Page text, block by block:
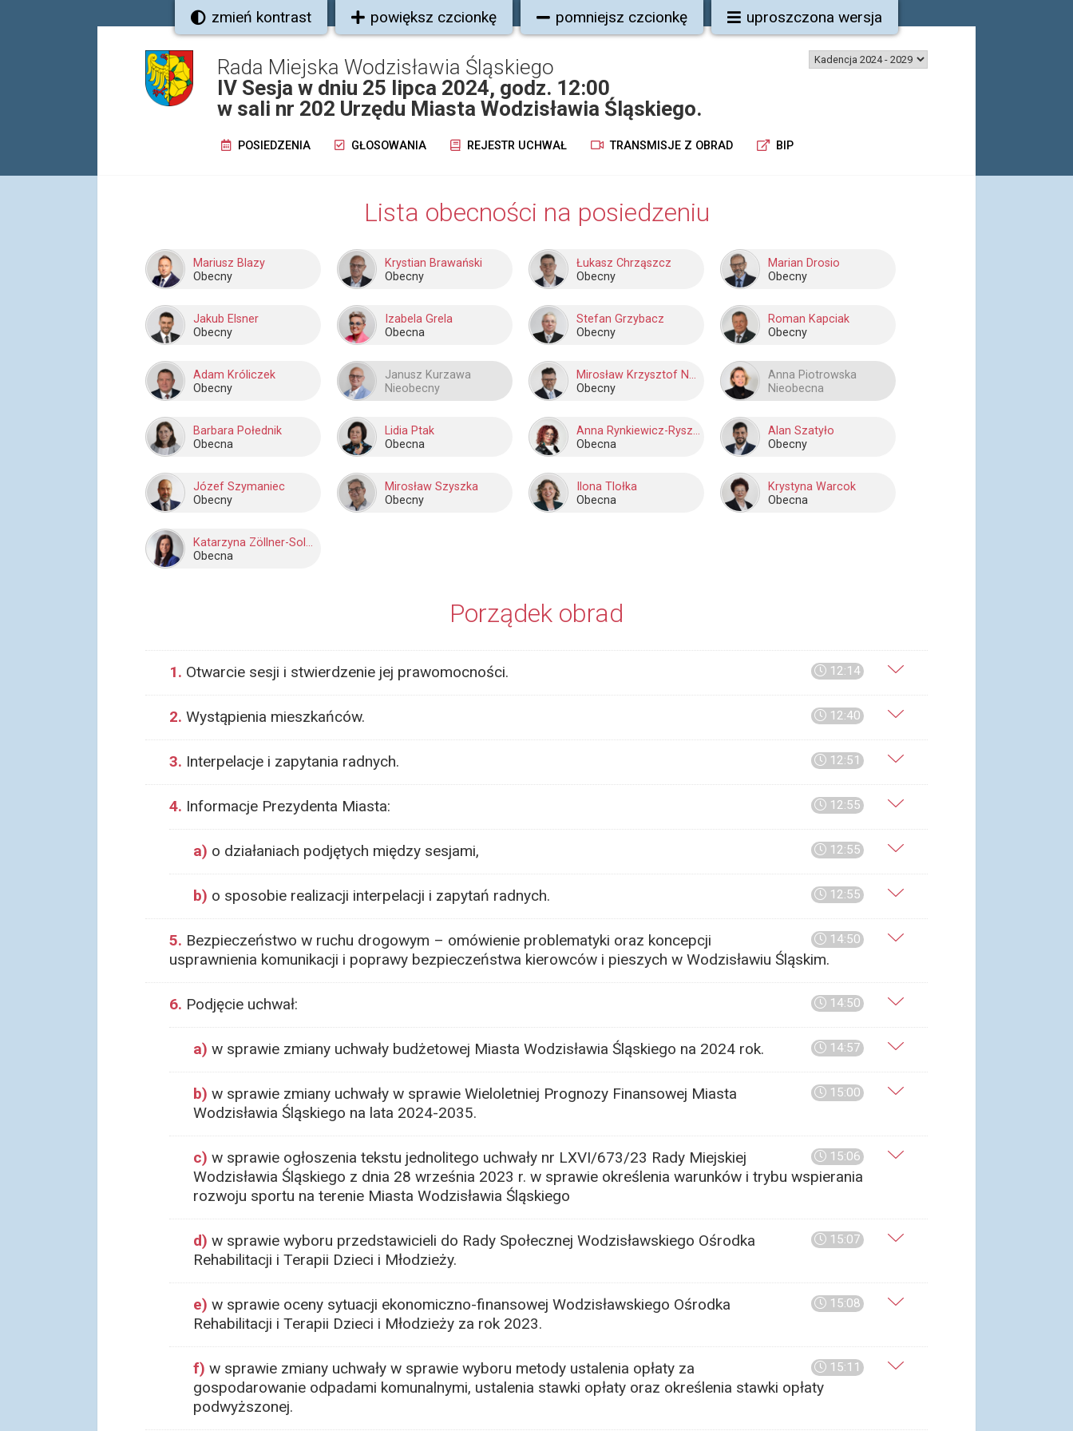
zmień kontrast powiększ czcionkę pomniejsz czcionkę uproszczona wersja
Rada Miejska Wodzisławia Śląskiego
IV Sesja w dniu 25 lipca 2024, godz. 12:00
w sali nr 202 Urzędu Miasta Wodzisławia Śląskiego.
POSIEDZENIA GŁOSOWANIA REJESTR UCHWAŁ TRANSMISJE Z OBRAD BIP
Lista obecności na posiedzeniu
Mariusz Blazy
Obecny
Krystian Brawański
Obecny
Łukasz Chrząszcz
Obecny
Marian Drosio
Obecny
Jakub Elsner
Obecny
Izabela Grela
Obecna
Stefan Grzybacz
Obecny
Roman Kapciak
Obecny
Adam Króliczek
Obecny
Janusz Kurzawa
Nieobecny
Mirosław Krzysztof Nowak
Obecny
Anna Piotrowska
Nieobecna
Barbara Połednik
Obecna
Lidia Ptak
Obecna
Anna Rynkiewicz-Ryszka
Obecna
Alan Szatyło
Obecny
Józef Szymaniec
Obecny
Mirosław Szyszka
Obecny
Ilona Tlołka
Obecna
Krystyna Warcok
Obecna
Katarzyna Zöllner-Solowska
Obecna
Porządek obrad
12:14
1. Otwarcie sesji i stwierdzenie jej prawomocności.
12:40
2. Wystąpienia mieszkańców.
12:51
3. Interpelacje i zapytania radnych.
12:55
4. Informacje Prezydenta Miasta:
12:55
a) o działaniach podjętych między sesjami,
12:55
b) o sposobie realizacji interpelacji i zapytań radnych.
14:50
5. Bezpieczeństwo w ruchu drogowym – omówienie problematyki oraz koncepcji
usprawnienia komunikacji i poprawy bezpieczeństwa kierowców i pieszych w Wodzisławiu Śląskim.
14:50
6. Podjęcie uchwał:
14:57
a) w sprawie zmiany uchwały budżetowej Miasta Wodzisławia Śląskiego na 2024 rok.
15:00
b) w sprawie zmiany uchwały w sprawie Wieloletniej Prognozy Finansowej Miasta
Wodzisławia Śląskiego na lata 2024-2035.
15:06
c) w sprawie ogłoszenia tekstu jednolitego uchwały nr LXVI/673/23 Rady Miejskiej
Wodzisławia Śląskiego z dnia 28 września 2023 r. w sprawie określenia warunków i trybu wspierania
rozwoju sportu na terenie Miasta Wodzisławia Śląskiego
15:07
d) w sprawie wyboru przedstawicieli do Rady Społecznej Wodzisławskiego Ośrodka
Rehabilitacji i Terapii Dzieci i Młodzieży.
15:08
e) w sprawie oceny sytuacji ekonomiczno-finansowej Wodzisławskiego Ośrodka
Rehabilitacji i Terapii Dzieci i Młodzieży za rok 2023.
15:11
f) w sprawie zmiany uchwały w sprawie wyboru metody ustalenia opłaty za
gospodarowanie odpadami komunalnymi, ustalenia stawki opłaty oraz określenia stawki opłaty
podwyższonej.